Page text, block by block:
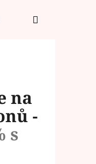
Nákupní
na
-
s